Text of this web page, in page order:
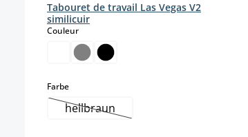
Tabouret de travail Las Vegas V2
similicuir
Couleurselect
Farbeselect
hellbraun(Cette option n'est pas disponible